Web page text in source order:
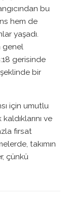
bu
hem de
yaşadı.
genel
gerisinde
bir
için umutlu
ve
fırsat
takımın
çünkü